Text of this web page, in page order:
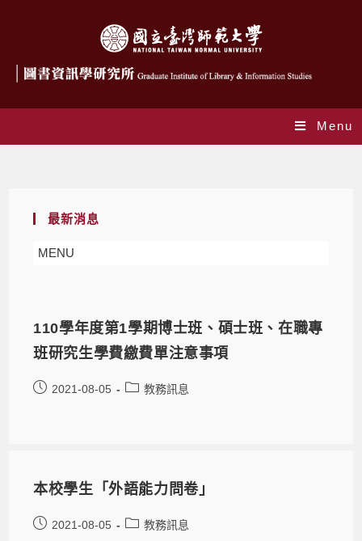
Menu
最新消息
MENU
110學年度第1學期博士班、碩士班、在職專
班研究生學費繳費單注意事項
2021-08-05 教務訊息
本校學生「外語能力問卷」
2021-08-05 教務訊息